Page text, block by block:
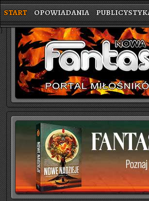
START OPOWIADANIA
}